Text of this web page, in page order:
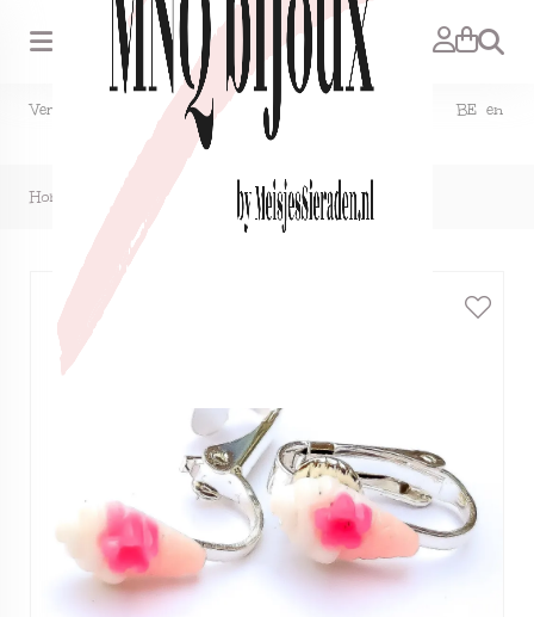
Zoeken
Verzendkosten NL €1,50, GRATIS bij bestelling vanaf €15. BE en
DE €2,95, GRATIS verzenden vanaf €50.
Home Clipoorbellen ijsje lichtroze, knopje